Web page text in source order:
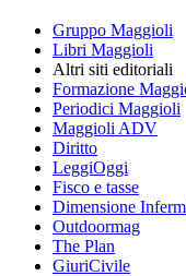
Gruppo Maggioli
Libri Maggioli
Altri siti editoriali
Formazione
Periodici Maggioli
Maggioli ADV
Diritto
LeggiOggi
Fisco e tasse
Dimensione
Outdoormag
The Plan
GiuriCivile